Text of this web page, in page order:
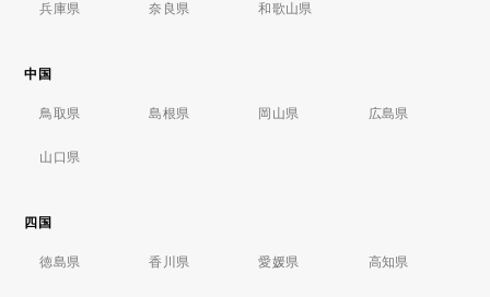
兵庫県 奈良県 和歌山県
中国
鳥取県 島根県 岡山県 広島県
山口県
四国
徳島県 香川県 愛媛県 高知県